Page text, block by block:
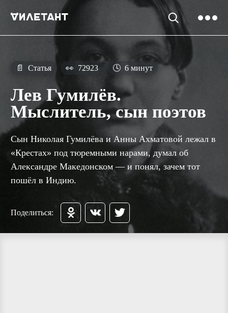
📄 Статья 👀 72923 🕓 6 минут
Лев Гумилёв.
Мыслитель, сын поэтов
Сын Николая Гумилёва и Анны Ахматовой лежал в
«Крестах» под тюремными нарами, думал об
Александре Македонском — и понял, зачем тот
пошёл в Индию.
Поделиться: